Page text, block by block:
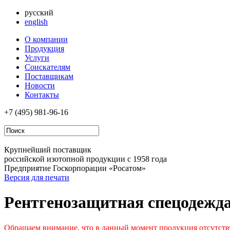
русский
english
О компании
Продукция
Услуги
Соискателям
Поставщикам
Новости
Контакты
+7 (495) 981-96-16
Крупнейший поставщик
российской изотопной продукции с 1958 года
Предприятие Госкорпорации «Росатом»
Версия для печати
Рентгенозащитная
Обращаем внимание, что в данный момент продукция